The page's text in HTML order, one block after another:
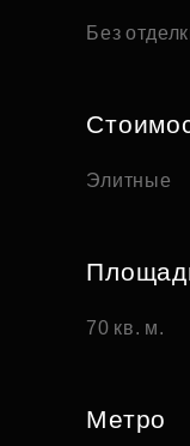
Без
Элитные
70 кв. м.
Метро